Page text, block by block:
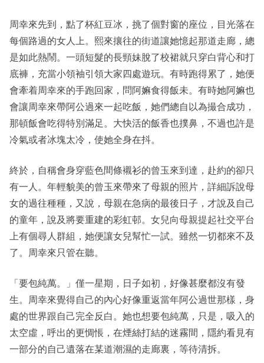
周幸來先到，點了杯紅豆冰，挑了個對窗的座位，目光落在
每個路過的女人上。熙來攘往的街道讓她憶起那道走廊，總
是如此熱鬧。一頭短髮的長頸妹脫了校裙就只穿白背心和打
底褲，充當小領袖引領大家四處遊玩。有時跑得累了，她便
會牽着周幸來的手跑回家，問阿嫲食得飯未。有時她阿嫲也
會讓周幸來帶阿公過來一起吃飯，她們總自以為撮合成功，
那頓飯會吃得特別滿足。大快活的飯香也撲鼻，不過也許是
冷氣或者冰塊太冷，使她全身在抖。
終於，自稱會身穿藍色間條襯衫的曾玉來到達，赴約的卻只
有一人。年輕貌美的曾玉來帶來了母親的照片，詳細訴說母
女的過往種種，又說，母親在急病的最後日子，才說及自己
的童年，說及將要重建的彩虹邨。女兒向母親提起社交平台
上有個尋人群組，她便讓女兒幫忙一試。雖然一切都來不及
了。周幸來只管在聽。
「要包純萬。」僅一星期，日子如初，好像甚麼都沒有發
生。周幸來覺得自己的內心好像重返當年阿公過世那樣，身
處的世界跟自己完全反白。她也想要包純萬，只是，吸入的
太空虛，呼出的更惆悵，在煙絲打結的迷霧間，隱約看見有
一部分的自己遺落在某道潮濕的走廊裏，等待清拆。